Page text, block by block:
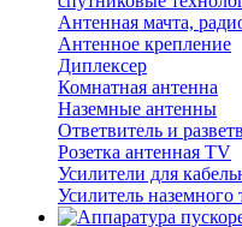
Антенная мачта,
Антенное крепление
Диплексер
Комнатная антенна
Наземные антенны
Ответвитель и
Розетка антенная TV
Усилители для
Усилитель